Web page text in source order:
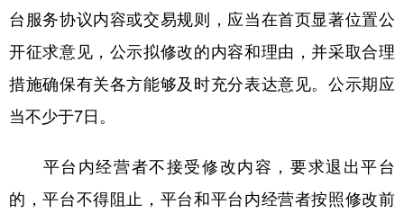
台服务协议内容或交易规则，应当在首页显著位置公
开征求意见，公示拟修改的内容和理由，并采取合理
措施确保有关各方能够及时充分表达意见。公示期应
当不少于7日。
平台内经营者不接受修改内容，要求退出平台
的，平台不得阻止，平台和平台内经营者按照修改前